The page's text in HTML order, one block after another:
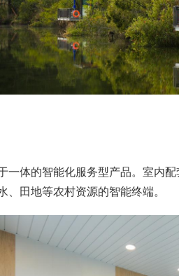
一体的智能化服务型产品。室内
田地等农村资源的智能终端。